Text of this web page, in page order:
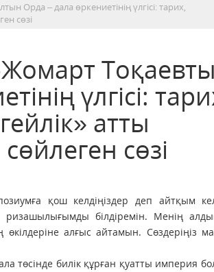
Орда – дала өркениетінің үлгісі: тарих,
сөзі
үлгісі:
атты
сөзі
қош келдіңіздер деп айтқым
білдіремін. Менің
алғыс айтамын. Сөздеріңіз
төсінде билік құрған қуатты империя